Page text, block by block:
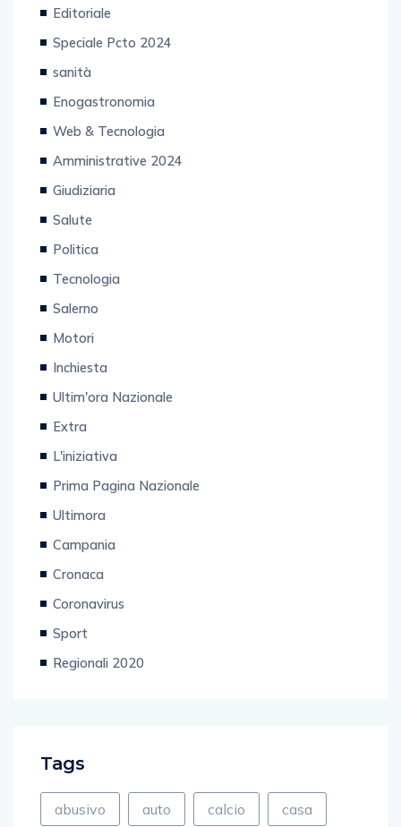
Editoriale
Speciale Pcto 2024
sanità
Enogastronomia
Web & Tecnologia
Amministrative 2024
Giudiziaria
Salute
Politica
Tecnologia
Salerno
Motori
Inchiesta
Ultim'ora Nazionale
Extra
L'iniziativa
Prima Pagina Nazionale
Ultimora
Campania
Cronaca
Coronavirus
Sport
Regionali 2020
Tags
abusivo auto calcio casa